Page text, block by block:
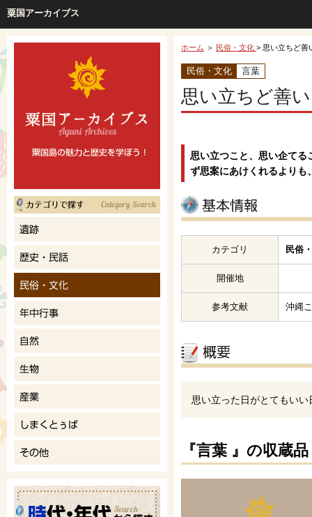
粟国アーカイブス
ホーム ＞ 民俗・文化 > 思い立ちど善
民俗・文化 言葉
思い立ちど善
思い立つこと、思い企てる
ず思案にあけくれるよりも
カテゴリ 民俗
開催地
参考文献 沖縄
思い立った日がとてもい
『言葉 』の収蔵品